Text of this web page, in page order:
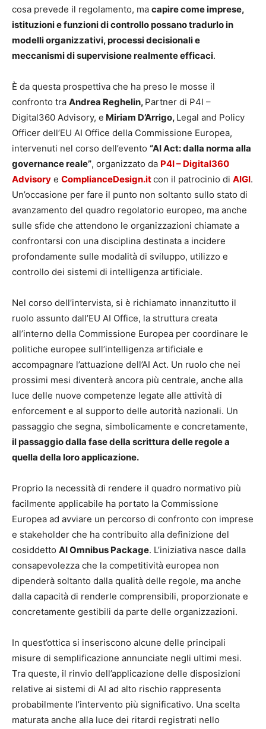
cosa prevede il regolamento, ma capire come imprese,
istituzioni e funzioni di controllo possano tradurlo in
modelli organizzativi, processi decisionali e
meccanismi di supervisione realmente efficaci.
È da questa prospettiva che ha preso le mosse il
confronto tra Andrea Reghelin, Partner di P4I –
Digital360 Advisory, e Miriam D’Arrigo, Legal and Policy
Officer dell’EU AI Office della Commissione Europea,
intervenuti nel corso dell’evento “AI Act: dalla norma alla
governance reale”, organizzato da P4I – Digital360
Advisory e ComplianceDesign.itcon il patrocinio di AIGI.
Un’occasione per fare il punto non soltanto sullo stato di
avanzamento del quadro regolatorio europeo, ma anche
sulle sfide che attendono le organizzazioni chiamate a
confrontarsi con una disciplina destinata a incidere
profondamente sulle modalità di sviluppo, utilizzo e
controllo dei sistemi di intelligenza artificiale.
Nel corso dell’intervista, si è richiamato innanzitutto il
ruolo assunto dall’EU AI Office, la struttura creata
all’interno della Commissione Europea per coordinare le
politiche europee sull’intelligenza artificiale e
accompagnare l’attuazione dell’AI Act. Un ruolo che nei
prossimi mesi diventerà ancora più centrale, anche alla
luce delle nuove competenze legate alle attività di
enforcement e al supporto delle autorità nazionali. Un
passaggio che segna, simbolicamente e concretamente,
il passaggio dalla fase della scrittura delle regole a
quella della loro applicazione.
Proprio la necessità di rendere il quadro normativo più
facilmente applicabile ha portato la Commissione
Europea ad avviare un percorso di confronto con imprese
e stakeholder che ha contribuito alla definizione del
cosiddetto AI Omnibus Package. L’iniziativa nasce dalla
consapevolezza che la competitività europea non
dipenderà soltanto dalla qualità delle regole, ma anche
dalla capacità di renderle comprensibili, proporzionate e
concretamente gestibili da parte delle organizzazioni.
In quest’ottica si inseriscono alcune delle principali
misure di semplificazione annunciate negli ultimi mesi.
Tra queste, il rinvio dell’applicazione delle disposizioni
relative ai sistemi di AI ad alto rischio rappresenta
probabilmente l’intervento più significativo. Una scelta
maturata anche alla luce dei ritardi registrati nello